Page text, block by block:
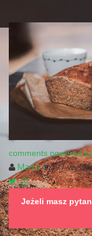
comments powered
Marta 197
Jeżeli masz